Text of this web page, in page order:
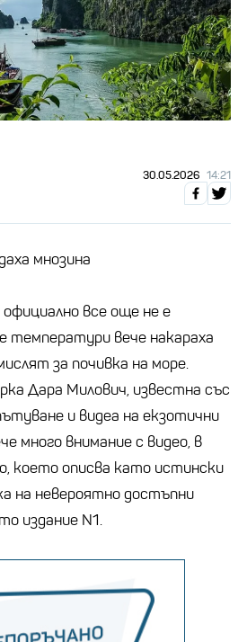
30.05.2026 14:21
мнозина
все още не е
температури вече накараха
за почивка на море.
Дара Милович, известна със
и видеа на екзотични
много внимание с видео, в
което описва като истински
на невероятно достъпни
издание N1.